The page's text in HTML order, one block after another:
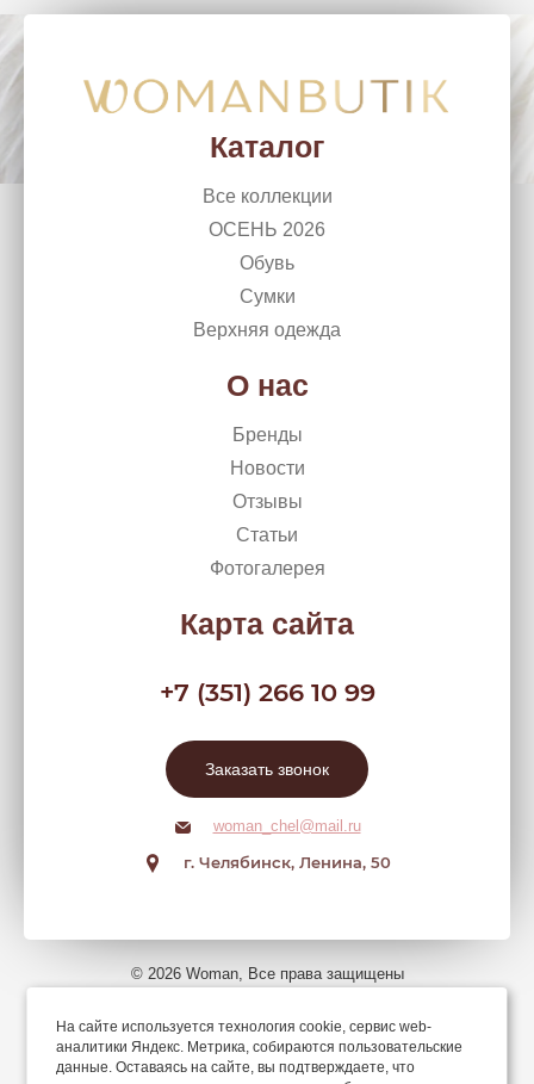
г. Челябинск, Ленина, 50
+7 (351) 266 10 99
Каталог
Все коллекции
ОСЕНЬ 2026
Обувь
Сумки
Верхняя одежда
О нас
Бренды
Новости
Отзывы
Статьи
Фотогалерея
Карта сайта
+7 (351) 266 10 99
Заказать звонок
woman_chel@mail.ru
г. Челябинск, Ленина, 50
© 2026 Woman, Все права защищены
Мы в соцсетях
На сайте используется технология cookie, сервис web-
аналитики Яндекс. Метрика, собираются пользовательские
данные. Оставаясь на сайте, вы подтверждаете, что